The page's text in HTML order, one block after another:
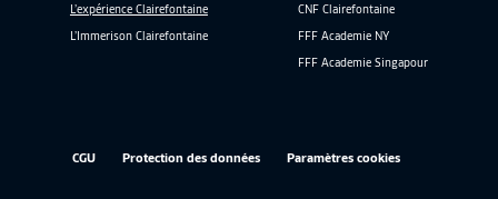
L’expérience Clairefontaine
L’Immerison Clairefontaine
CNF Clairefontaine
FFF Academie NY
FFF Academie Singapour
CGU Protection des données Paramètres cookies